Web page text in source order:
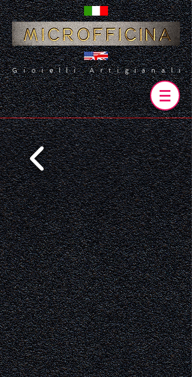
Gioielli Artigianali